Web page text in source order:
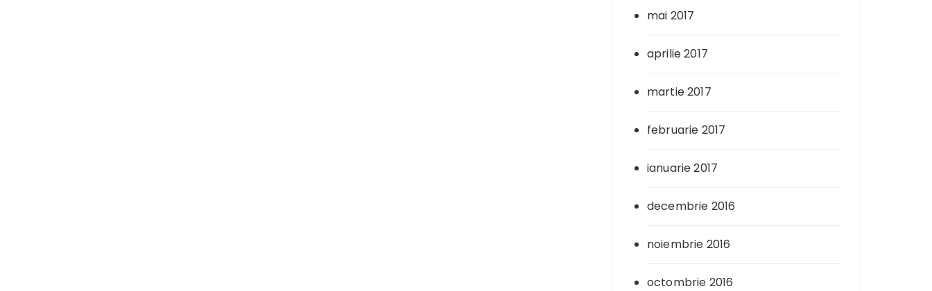
mai 2017
aprilie 2017
martie 2017
februarie 2017
ianuarie 2017
decembrie 2016
noiembrie 2016
octombrie 2016